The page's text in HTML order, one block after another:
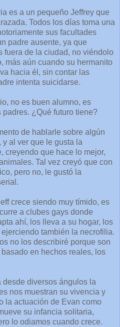
es a un pequeño Jeffrey que
Todos los días toma una
sus facultades
padre ausente, ya que
fuera de la ciudad, no viéndolo
más aún cuando su hermanito
hacia él, sin contar las
intenta suicidarse.
no es buen alumno, es
¿Qué futuro tiene?
de hablarle sobre algún
y al ver que le gusta la
creyendo que hace lo mejor,
Tal vez creyó que con
pero no, le gustó la
crece siendo muy tímido, es
a clubes gays donde
ahí, los lleva a su hogar, los
también la necrofilia.
no los describiré porque son
en hechos reales, los
desde diversos ángulos la
nos muestran su vivencia y
la actuación de Evan como
su infancia solitaria,
lo odiamos cuando crece.